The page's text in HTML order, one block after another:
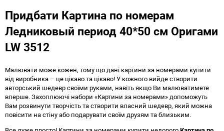
Придбати Картина по номерам
Ледниковый период 40*50 см Оригами
LW 3512
Малювати може кожен, тому що дані картини за номерами купити
від виробника – це цікаво та цікаво! У кожного вийде створити
авторський шедевр своїми руками, навіть якщо Ви малюватимете
вперше. Захоплюючі набори «Картини за номерами» допоможуть
Вам розвинути творчість та створити власний шедевр, який можна
повісити на стіну або подарувати своїм друзям та близьким.